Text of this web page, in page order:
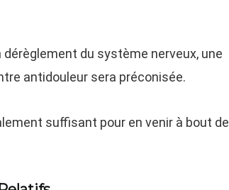
du système nerveux, une
antidouleur sera préconisée.
suffisant pour en venir à bout de